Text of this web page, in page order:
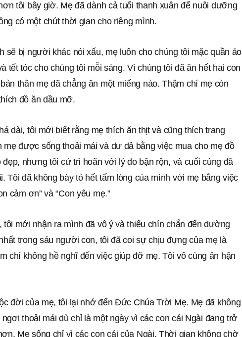
tôi bây giờ. Mẹ đã dành cả tuổi thanh xuân để nuôi dưỡng
có một chút thời gian cho riêng mình.
sẽ bị người khác nói xấu, mẹ luôn cho chúng tôi mặc quần áo
tết tóc cho chúng tôi mỗi sáng. Vì chúng tôi đã ăn hết hai con
thân mẹ đã chẳng ăn một miếng nào. Thậm chí mẹ còn
đồ ăn dầu mỡ.
dài, tôi mới biết rằng mẹ thích ăn thịt và cũng thích trang
mẹ được sống thoải mái và dư dả bằng việc mua cho mẹ đồ
đẹp, nhưng tôi cứ trì hoãn với lý do bận rộn, và cuối cùng đã
Tôi đã không bày tỏ hết tấm lòng của mình với mẹ bằng việc
cảm ơn” và “Con yêu mẹ.”
tôi mới nhận ra mình đã vô ý và thiếu chín chắn đến dường
trong sáu người con, tôi đã coi sự chịu đựng của mẹ là
chí không hề nghĩ đến việc giúp đỡ mẹ. Tôi vô cùng ân hận
đời của mẹ, tôi lại nhớ đến Đức Chúa Trời Mẹ. Mẹ đã không
thoải mái dù chỉ là một ngày vì các con cái Ngài đang trở
Mẹ sống chỉ vì các con cái của Ngài. Thời gian không chờ